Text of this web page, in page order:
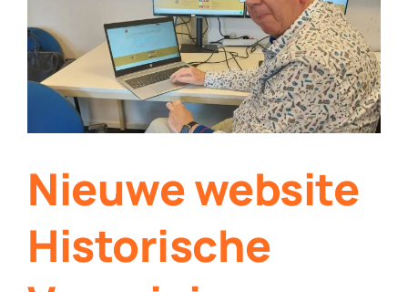
Contact
Plaats je eigen nieuws
Nieuwe website
Historische